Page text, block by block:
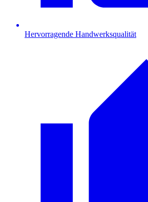
Hervorragende Handwerksqualität